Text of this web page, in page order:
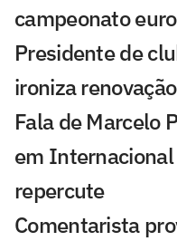
campeonato
Presidente de
ironiza
Fala de Marcelo
em
repercute
Comentarista